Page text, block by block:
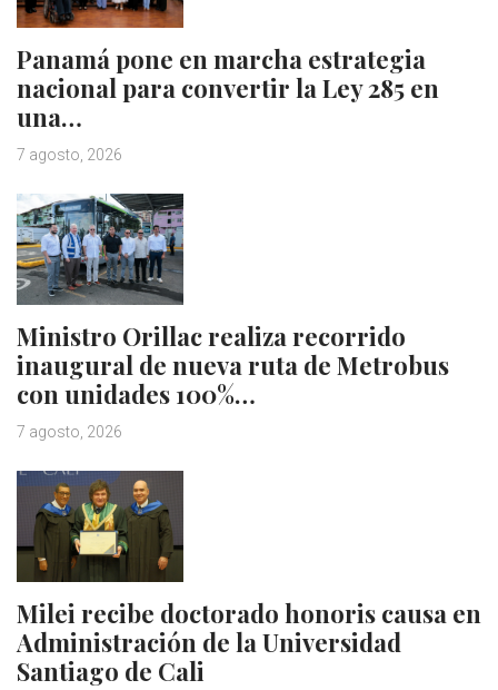
Panamá pone en marcha estrategia
nacional para convertir la Ley 285 en
una…
7 agosto, 2026
Ministro Orillac realiza recorrido
inaugural de nueva ruta de Metrobus
con unidades 100%…
7 agosto, 2026
Milei recibe doctorado honoris causa en
Administración de la Universidad
Santiago de Cali